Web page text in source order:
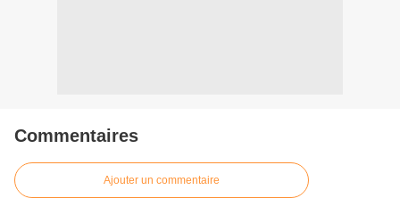
Commentaires
Ajouter un commentaire